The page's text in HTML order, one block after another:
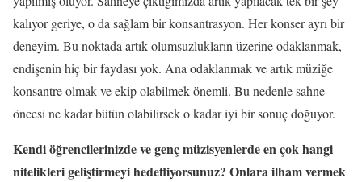
kalıyor geriye, o da sağlam bir konsantrasyon. Her konser ayrı bir
deneyim. Bu noktada artık olumsuzlukların üzerine odaklanmak,
endişenin hiç bir faydası yok. Ana odaklanmak ve artık müziğe
konsantre olmak ve ekip olabilmek önemli. Bu nedenle sahne
öncesi ne kadar bütün olabilirsek o kadar iyi bir sonuç doğuyor.
Kendi öğrencilerinizde ve genç müzisyenlerde en çok hangi
nitelikleri geliştirmeyi hedefliyorsunuz? Onlara ilham vermek